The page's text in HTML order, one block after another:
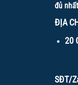
đủ nhất
ĐỊA
20
SĐT/